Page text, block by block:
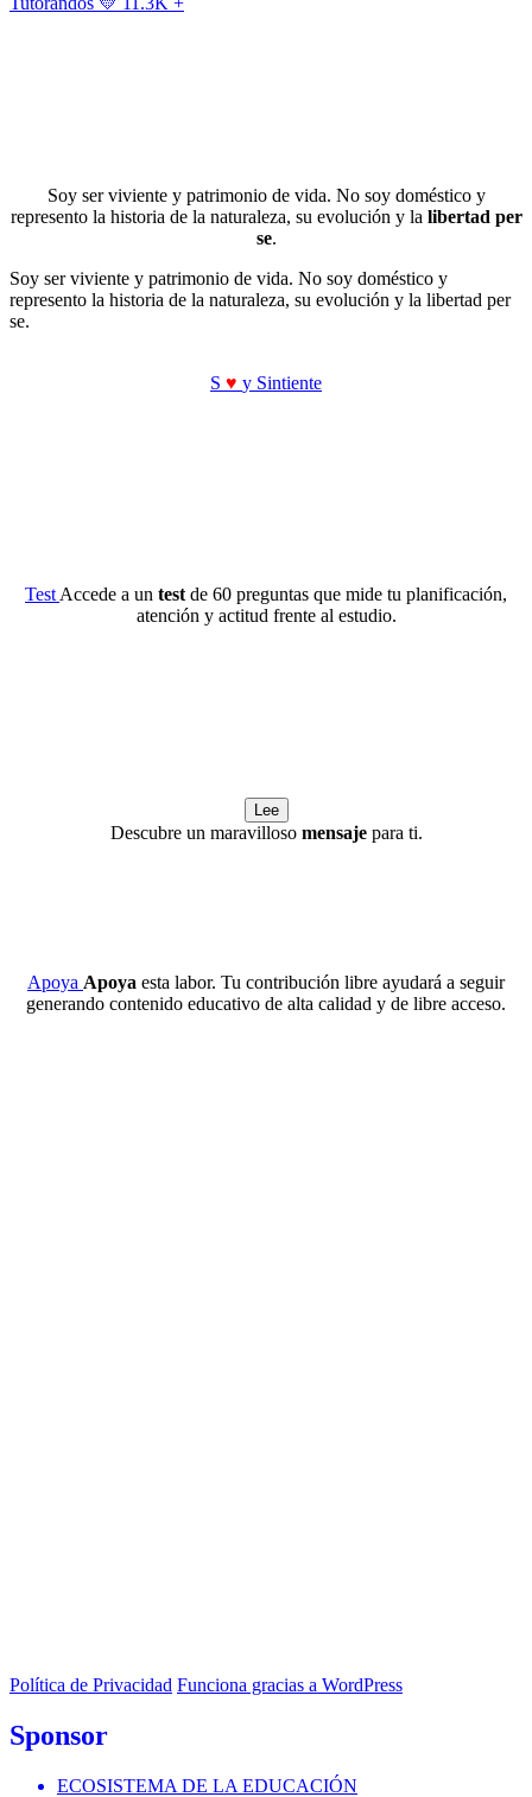
Soy ser viviente y patrimonio de vida. No soy doméstico y
represento la historia de la naturaleza, su evolución y la libertad per
se.
Soy ser viviente y patrimonio de vida. No soy doméstico y
represento la historia de la naturaleza, su evolución y la libertad per
se.
S ♥ y Sintiente
Test Accede a un test de 60 preguntas que mide tu planificación,
atención y actitud frente al estudio.
Lee
Descubre un maravilloso mensajepara ti.
Apoya Apoya esta labor. Tu contribución libre ayudará a seguir
generando contenido educativo de alta calidad y de libre acceso.
Política de Privacidad Funciona gracias a WordPress
Sponsor
ECOSISTEMA DE LA EDUCACIÓN